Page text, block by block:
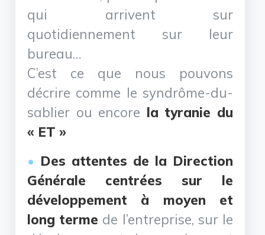
qui arrivent sur
quotidiennement sur leur
bureau…
C’est ce que nous pouvons
décrire comme le syndrôme-du-
sablier ou encore la tyranie du
« ET »
Des attentes de la Direction
Générale centrées sur le
développement à moyen et
long terme de l’entreprise, sur le